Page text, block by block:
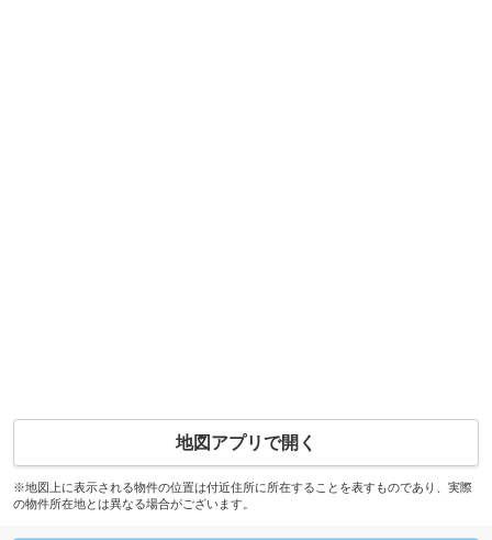
地図アプリで開く
※地図上に表示される物件の位置は付近住所に所在することを表すものであり、実際
の物件所在地とは異なる場合がございます。